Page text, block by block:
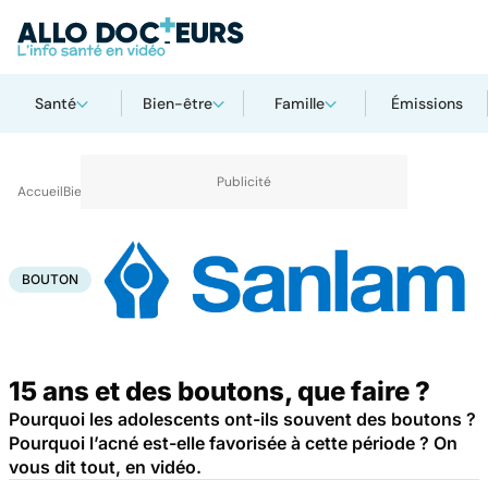
Santé Bien-être Famille Émissions
AccueilBien-être
BOUTON
15 ans et des boutons, que faire ?
Pourquoi les adolescents ont-ils souvent des boutons ?
Pourquoi l’acné est-elle favorisée à cette période ? On
vous dit tout, en vidéo.